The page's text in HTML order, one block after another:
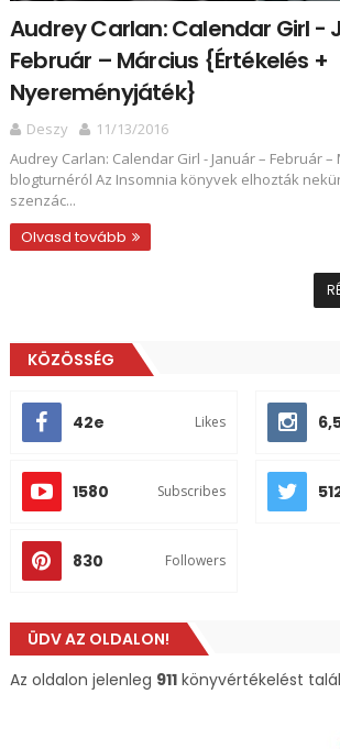
Audrey Carlan: Calendar Girl -
Február – Március {Értékelés +
Nyereményjáték}
Deszy
11/13/2016
Audrey Carlan: Calendar Girl - Január ​– Február –
blogturnéról Az Insomnia könyvek elhozták
szenzác...
Olvasd tovább
KÖZÖSSÉG
42e Likes
1580 Subscribes
830 Followers
ÜDV AZ OLDALON!
Az oldalon jelenleg 911könyvértékelést